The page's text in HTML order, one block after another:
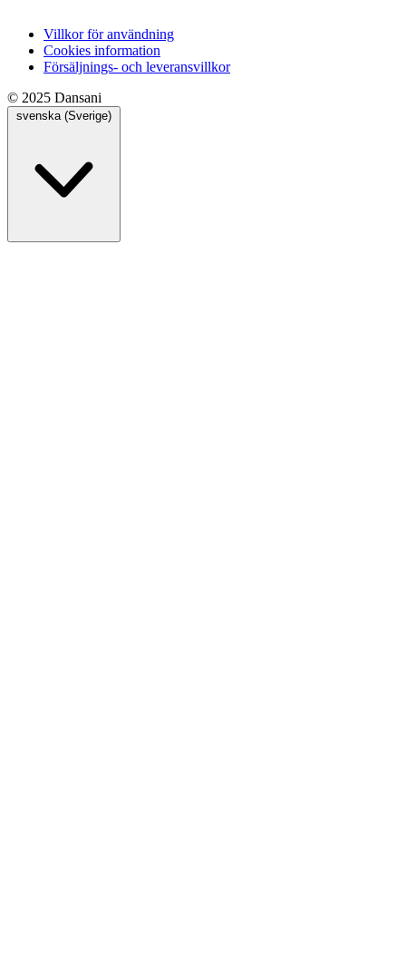
Villkor för användning
Cookies information
Försäljnings- och leveransvillkor
© 2025 Dansani
svenska (Sverige)